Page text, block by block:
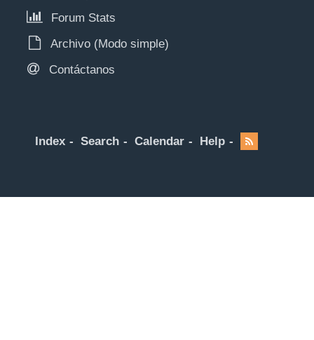
Forum Stats
Archivo (Modo simple)
Contáctanos
Index Search Calendar Help